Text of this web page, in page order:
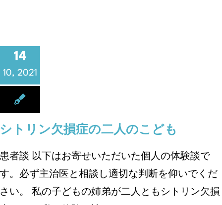
14
10, 2021
シトリン欠損症の二人のこども
患者談 以下はお寄せいただいた個人の体験談で
す。必ず主治医と相談し適切な判断を仰いでくだ
さい。 私の子どもの姉弟が二人ともシトリン欠損